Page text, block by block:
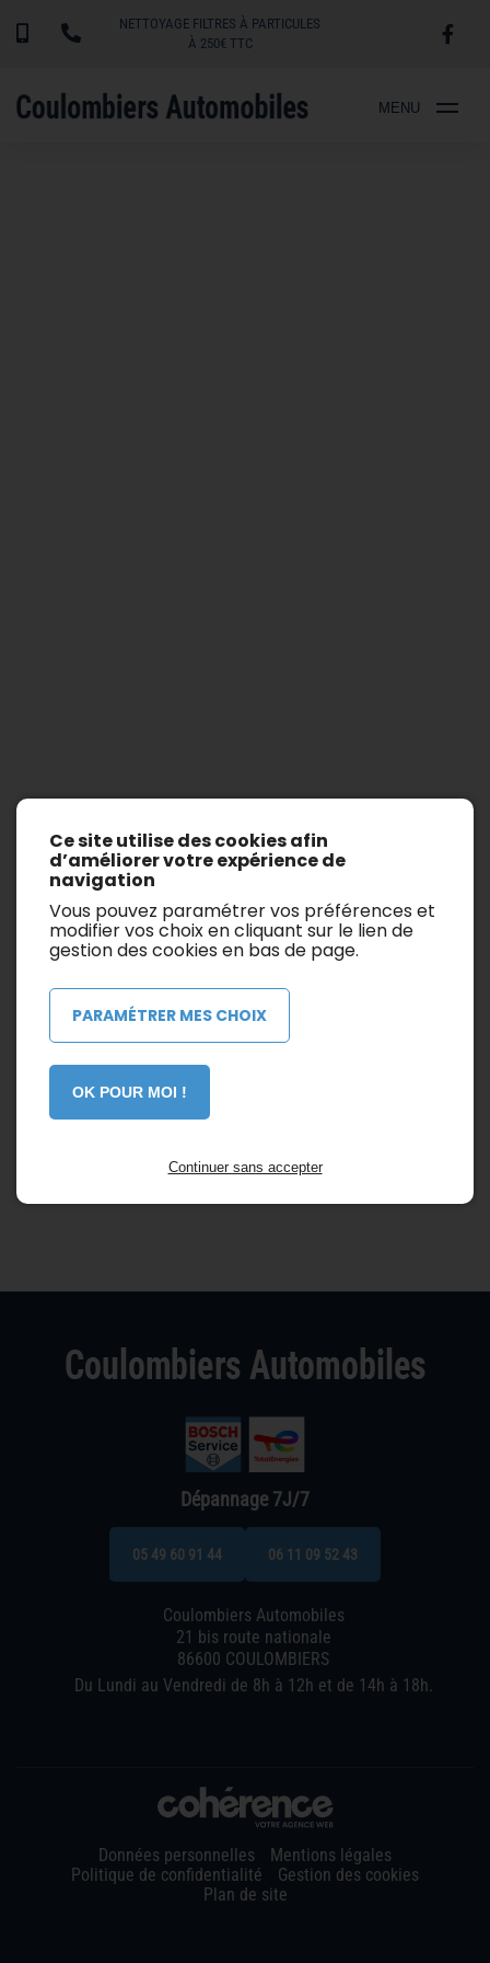
NETTOYAGE FILTRES À PARTICULES
À 250€ TTC
MENU
Afficher les filtres de recherche
Il n’y a aucun véhicule.
Dépannage 7J/7
05 49 60 91 44 06 11 09 52 43
Coulombiers Automobiles
21 bis route nationale
86600 COULOMBIERS
Du Lundi au Vendredi de 8h à 12h et de 14h à 18h.
Données personnelles
Mentions légales
Politique de confidentialité
Gestion des cookies
Plan de site
Ce site utilise des cookies afin
d’améliorer votre expérience de
navigation
Vous pouvez paramétrer vos préférences et
modifier vos choix en cliquant sur le lien de
gestion des cookies en bas de page.
PARAMÉTRER MES CHOIX
OK POUR MOI !
Continuer sans accepter